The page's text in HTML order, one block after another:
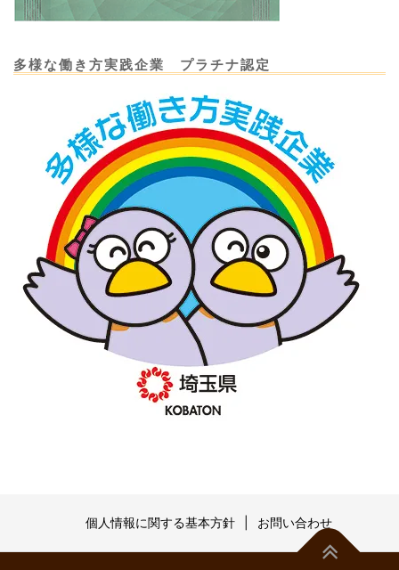
多様な働き方実践企業 プラチナ認定
個人情報に関する基本方針 お問い合わせ